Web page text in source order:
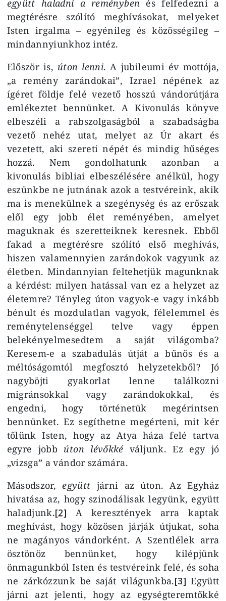
együtt haladni a reményben és felfedezni a
megtérésre szólító meghívásokat, melyeket
Isten irgalma – egyénileg és közösségileg –
mindannyiunkhoz intéz.
Először is, úton lenni. A jubileumi év mottója,
„a remény zarándokai”, Izrael népének az
ígéret földje felé vezető hosszú vándorútjára
emlékeztet bennünket. A Kivonulás könyve
elbeszéli a rabszolgaságból a szabadságba
vezető nehéz utat, melyet az Úr akart és
vezetett, aki szereti népét és mindig hűséges
hozzá. Nem gondolhatunk azonban a
kivonulás bibliai elbeszélésére anélkül, hogy
eszünkbe ne jutnának azok a testvéreink, akik
ma is menekülnek a szegénység és az erőszak
elől egy jobb élet reményében, amelyet
maguknak és szeretteiknek keresnek. Ebből
fakad a megtérésre szólító első meghívás,
hiszen valamennyien zarándokok vagyunk az
életben. Mindannyian feltehetjük magunknak
a kérdést: milyen hatással van ez a helyzet az
életemre? Tényleg úton vagyok-e vagy inkább
bénult és mozdulatlan vagyok, félelemmel és
reménytelenséggel telve vagy éppen
belekényelmesedtem a saját világomba?
Keresem-e a szabadulás útját a bűnös és a
méltóságomtól megfosztó helyzetekből? Jó
nagyböjti gyakorlat lenne találkozni
migránsokkal vagy zarándokokkal, és
engedni, hogy történetük megérintsen
bennünket. Ez segíthetne megérteni, mit kér
tőlünk Isten, hogy az Atya háza felé tartva
egyre jobb úton lévőkké váljunk. Ez egy jó
„vizsga” a vándor számára.
Másodszor,együtt járni az úton. Az Egyház
hivatása az, hogy szinodálisak legyünk, együtt
haladjunk.[2] A keresztények arra kaptak
meghívást, hogy közösen járják útjukat, soha
ne magányos vándorként. A Szentlélek arra
ösztönöz bennünket, hogy kilépjünk
önmagunkból Isten és testvéreink felé, és soha
ne zárkózzunk be saját világunkba.[3] Együtt
járni azt jelenti, hogy az egységteremtőkké